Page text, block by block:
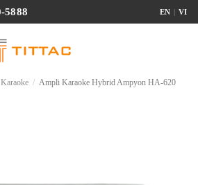
5888 EN | VI
/ Ampli Karaoke Hybrid Ampyon HA-620